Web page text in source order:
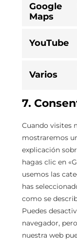
Google
Maps
YouTube
Varios
7.
Cuando visites
mostraremos
explicación
hagas clic en
usemos las
has
como se
Puedes
navegador,
nuestra web